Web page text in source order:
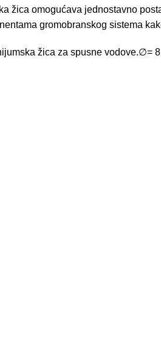
žica omogućava jednostavno
gromobranskog sistema
žica za spusne vodove.∅=